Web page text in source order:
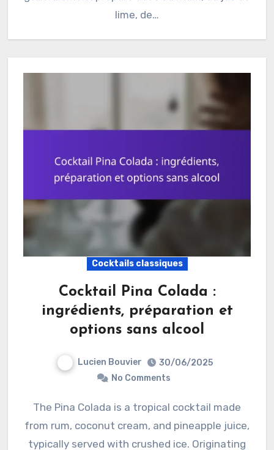
lime, de…
Cocktails classiques
Cocktail Pina Colada :
ingrédients, préparation et
options sans alcool
Lucien Bouvier
30/06/2025
No Comments
The Pina Colada is a tropical cocktail made
from rum, coconut cream, and pineapple juice,
typically served with crushed ice. Originating